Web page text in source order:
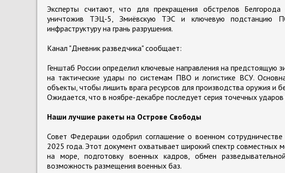
Эксперты считают, что для прекращения обстрелов
уничтожив ТЭЦ-5, Змиёвскую ТЭС и ключевую подстанцию
инфраструктуру на грань разрушения.
Канал "Дневник разведчика" сообщает:
Генштаб России определил ключевые направления на предстоящую
на тактические удары по системам ПВО и логистике ВСУ.
объекты, чтобы лишить врага ресурсов для производства оружия и
Ожидается, что в ноябре-декабре последует серия точечных
Наши лучшие ракеты на Острове Свободы
Совет Федерации одобрил соглашение о военном
2025 года. Этот документ охватывает широкий спектр совместных
на море, подготовку военных кадров, обмен
возможность размещения военных баз.